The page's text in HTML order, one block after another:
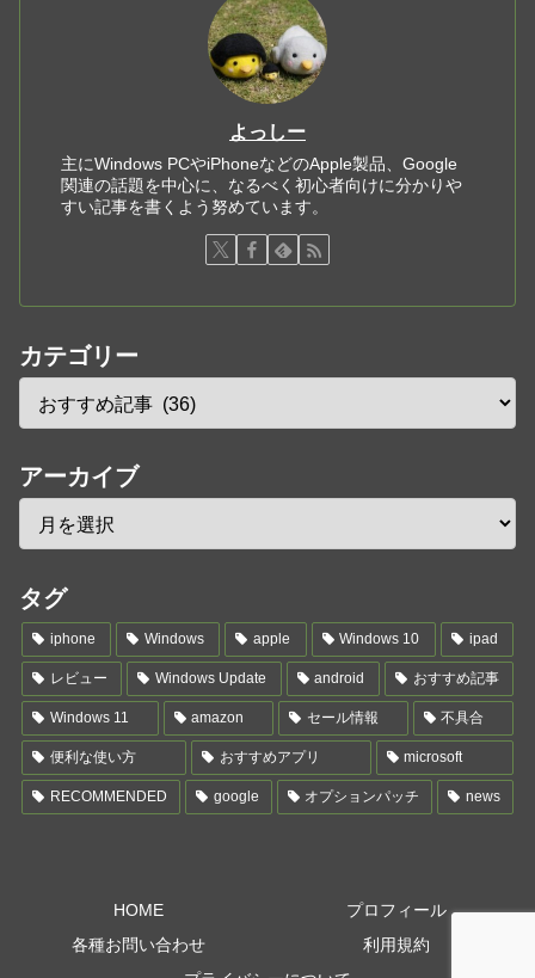
よっしー
主にWindows PCやiPhoneなどのApple製品、Google
関連の話題を中心に、なるべく初心者向けに分かりや
すい記事を書くよう努めています。
カテゴリー
アーカイブ
タグ
iphone Windows apple Windows 10 ipad
レビュー Windows Update android おすすめ記事
Windows 11 amazon セール情報 不具合
便利な使い方 おすすめアプリ microsoft
RECOMMENDED google オプションパッチ news
HOME
プロフィール
各種お問い合わせ
利用規約